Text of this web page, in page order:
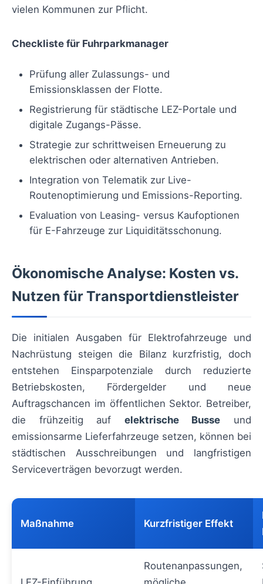
vielen Kommunen zur Pflicht.
Checkliste für Fuhrparkmanager
Prüfung aller Zulassungs- und
Emissionsklassen der Flotte.
Registrierung für städtische LEZ-Portale und
digitale Zugangs-Pässe.
Strategie zur schrittweisen Erneuerung zu
elektrischen oder alternativen Antrieben.
Integration von Telematik zur Live-
Routenoptimierung und Emissions-Reporting.
Evaluation von Leasing- versus Kaufoptionen
für E-Fahrzeuge zur Liquiditätsschonung.
Ökonomische Analyse: Kosten vs.
Nutzen für Transportdienstleister
Die initialen Ausgaben für Elektrofahrzeuge und
Nachrüstung steigen die Bilanz kurzfristig, doch
entstehen Einsparpotenziale durch reduzierte
Betriebskosten, Fördergelder und neue
Auftragschancen im öffentlichen Sektor. Betreiber,
die frühzeitig auf elektrische Busse und
emissionsarme Lieferfahrzeuge setzen, können bei
städtischen Ausschreibungen und langfristigen
Serviceverträgen bevorzugt werden.
Maßnahme Kurzfristiger Effekt
Routenanpassungen,